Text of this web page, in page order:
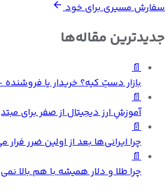
سفارش مسیری برای خود
جدیدترین مقاله‌ها
📄
بازار دستِ کیه؟ خریدار یا
📄
آموزشِ ارز دیجیتال از صفر برای
📄
چرا ایرانی‌ها بعد از اولین ضرر
📄
چرا طلا و دلار همیشه با هم بالا